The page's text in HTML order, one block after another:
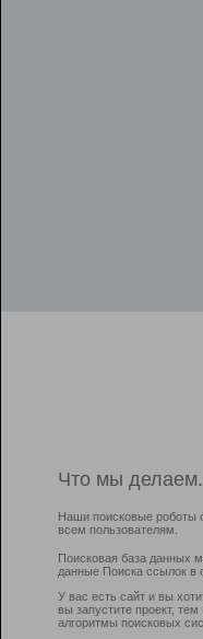
Что мы делаем.
Наши поисковые роботы
всем пользователям.
Поисковая база данных
данные Поиска ссылок в
У вас есть сайт и вы
вы запустите проект,
алгоритмы поисковых